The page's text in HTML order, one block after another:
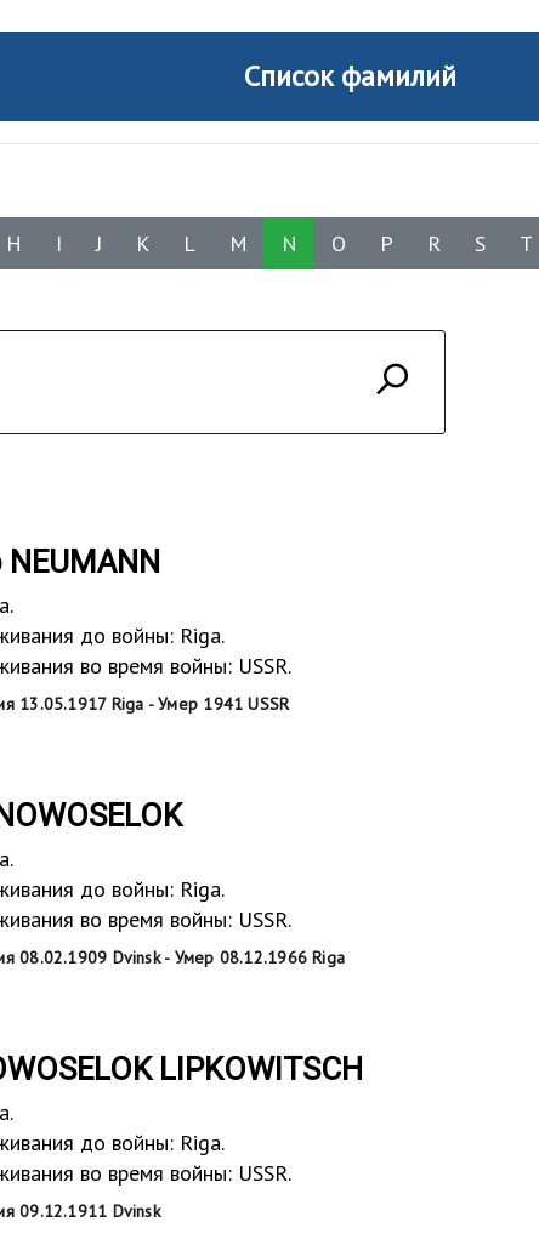
Список фамилий
H I J K L M N O P R S T
до войны: Riga.
во время войны: USSR.
13.05.1917 Riga - Умер 1941 USSR
до войны: Riga.
во время войны: USSR.
08.02.1909 Dvinsk - Умер 08.12.1966 Riga
LIPKOWITSCH
до войны: Riga.
во время войны: USSR.
09.12.1911 Dvinsk